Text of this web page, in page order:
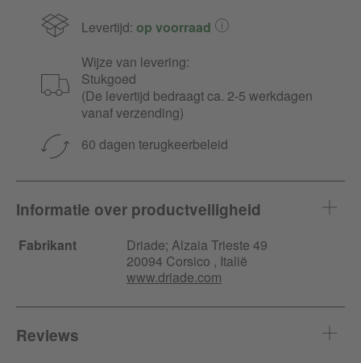
Levertijd: op voorraad
Wijze van levering:
Stukgoed
(De levertijd bedraagt ca. 2-5 werkdagen
vanaf verzending)
60 dagen terugkeerbeleid
Informatie over productveiligheid
Fabrikant Driade; Alzaia Trieste 49
20094 Corsico , Italië
www.driade.com
Reviews